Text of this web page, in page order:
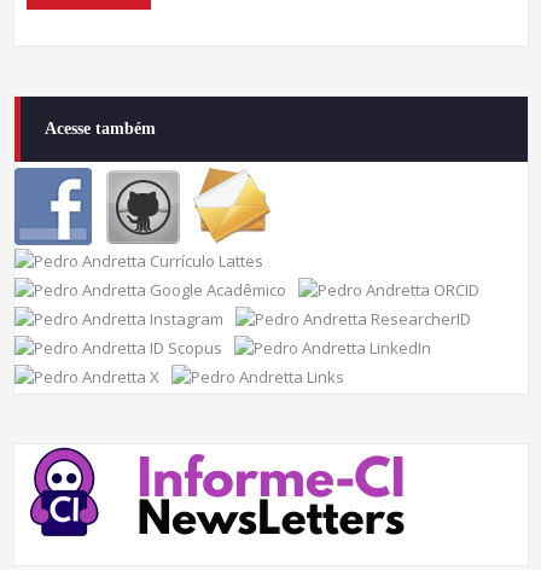
Acesse também